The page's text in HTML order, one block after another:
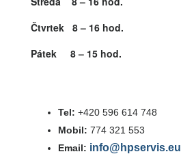
Čtvrtek 8 – 16 hod.
Pátek 8 – 15 hod.
Tel: +420 596 614 748
Mobil: 774 321 553
Email: info@hpservis.eu